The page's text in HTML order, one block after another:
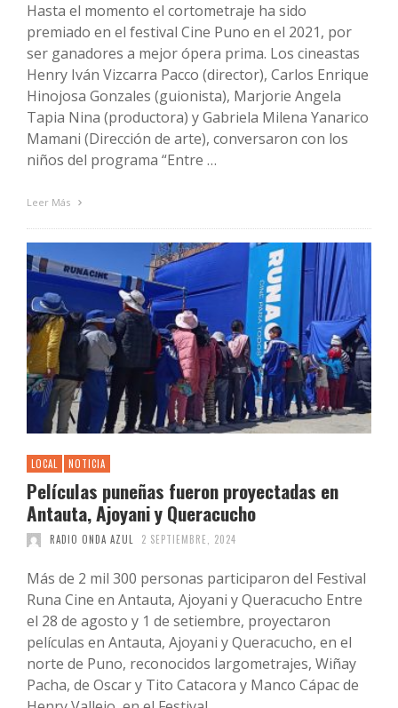
Hasta el momento el cortometraje ha sido
premiado en el festival Cine Puno en el 2021, por
ser ganadores a mejor ópera prima. Los cineastas
Henry Iván Vizcarra Pacco (director), Carlos Enrique
Hinojosa Gonzales (guionista), Marjorie Angela
Tapia Nina (productora) y Gabriela Milena Yanarico
Mamani (Dirección de arte), conversaron con los
niños del programa “Entre …
Leer Más
LOCAL NOTICIA
Películas puneñas fueron proyectadas en
Antauta, Ajoyani y Queracucho
RADIO ONDA AZUL 2 SEPTIEMBRE, 2024
Más de 2 mil 300 personas participaron del Festival
Runa Cine en Antauta, Ajoyani y Queracucho Entre
el 28 de agosto y 1 de setiembre, proyectaron
películas en Antauta, Ajoyani y Queracucho, en el
norte de Puno, reconocidos largometrajes, Wiñay
Pacha, de Oscar y Tito Catacora y Manco Cápac de